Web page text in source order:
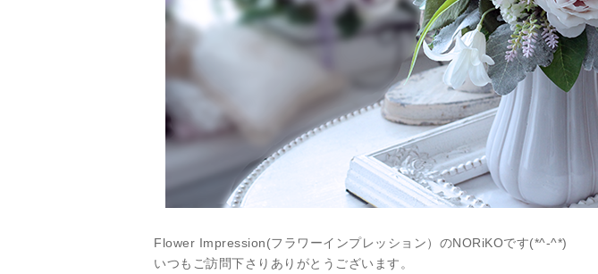
Flower Impression(フラワーインプレッション）のNORiKOです(*^-^*)
いつもご訪問下さりありがとうございます。